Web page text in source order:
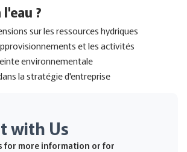
?
sur les ressources hydriques
et les activités
environnementale
la stratégie d'entreprise
with Us
for more information or for